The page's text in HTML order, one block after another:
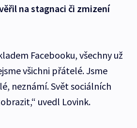
na stagnaci či zmizení
Facebooku, všechny už
všichni přátelé. Jsme
neznámí. Svět sociálních
uvedl Lovink.